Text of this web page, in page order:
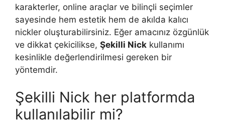
karakterler, online araçlar ve bilinçli seçimler
sayesinde hem estetik hem de akılda kalıcı
nickler oluşturabilirsiniz. Eğer amacınız özgünlük
ve dikkat çekicilikse, Şekilli Nick kullanımı
kesinlikle değerlendirilmesi gereken bir
yöntemdir.
Şekilli Nick her platformda
kullanılabilir mi?